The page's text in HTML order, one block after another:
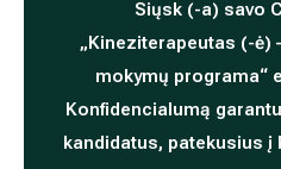
© 2026 Hila. Visos teisės saugomos.